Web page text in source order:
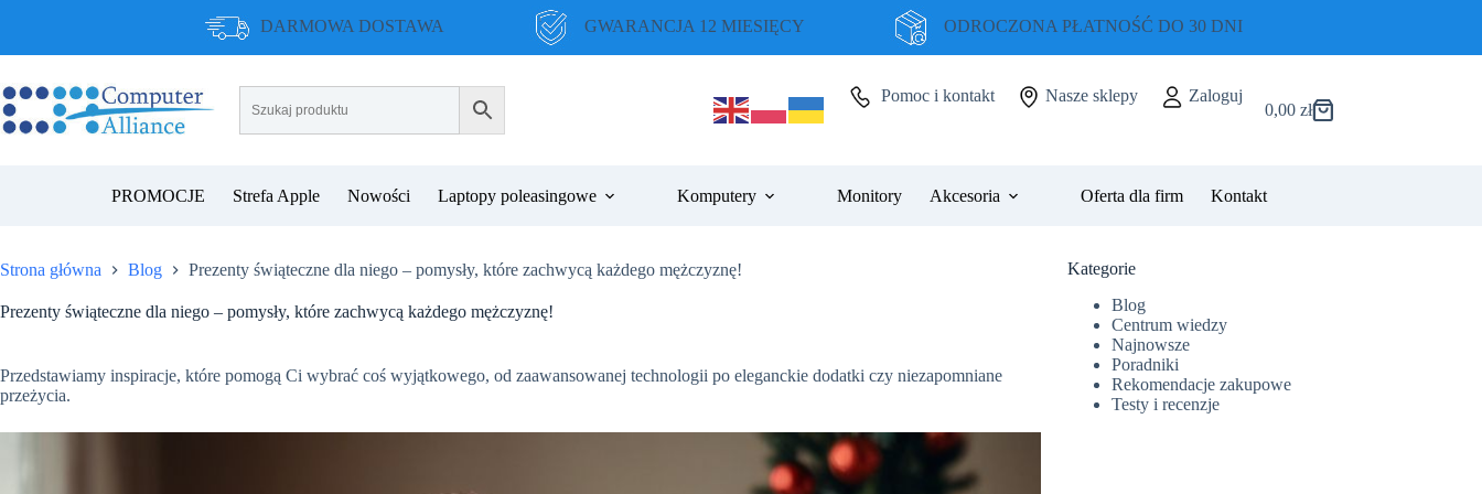
DARMOWA DOSTAWA GWARANCJA 12 MIESIĘCY ODROCZONA PŁATNOŚĆ DO 30 DNI
Pomoc i kontakt Nasze sklepy
Zaloguj
Koszyk
0,00 zł
PROMOCJE Strefa Apple Nowości Laptopy poleasingowe Komputery Monitory Akcesoria Oferta dla firm Kontakt
Strona główna Blog Prezenty świąteczne dla niego – pomysły, które zachwycą każdego mężczyznę!
Prezenty świąteczne dla niego – pomysły, które zachwycą każdego mężczyznę!
Przedstawiamy inspiracje, które pomogą Ci wybrać coś wyjątkowego, od zaawansowanej technologii po eleganckie dodatki czy niezapomniane
przeżycia.
Kategorie
Blog
Centrum wiedzy
Najnowsze
Poradniki
Rekomendacje zakupowe
Testy i recenzje